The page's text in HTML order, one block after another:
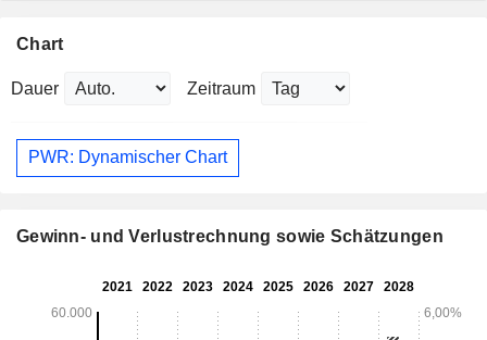
Chart
Dauer Zeitraum
PWR: Dynamischer Chart
Gewinn- und Verlustrechnung sowie Schätzungen